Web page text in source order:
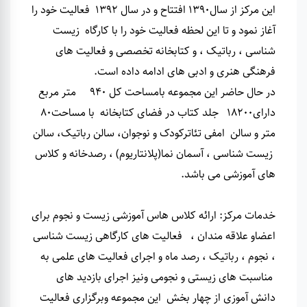
این مرکز از سال1390 افتتاح و در سال 1392 فعالیت خود را
آغاز نمود و تا این لحظه فعالیت خود را با کارگاه زیست
شناسی ، رباتیک ، و کتابخانه تخصصی و فعالیت های
فرهنگی هنری و ادبی های ادامه داده است.
در حال حاضر این مجموعه بامساحت کل 940 متر مربع
دارای18200 جلد کتاب در فضای کتابخانه با مساحت80
متر و سالن امفی تئاترکودک و نوجوان، سالن رباتیک، سالن
زیست شناسی ، آسمان نما(پلانتاریوم) ، رصدخانه و کلاس
های آموزشی می باشد.
خدمات مرکز: ارائه کلاس هاس آموزشی زیست و نجوم برای
اعضاو علاقه مندان ، فعالیت های کارگاهی زیست شناسی
، نجوم ، رباتیک ، رصد ماه و اجرای فعالیت های علمی به
مناسبت های زیستی و نجومی ونیز اجرای بازدید های
دانش آموزی از چهار بخش این مجموعه وبرگزاری فعالیت